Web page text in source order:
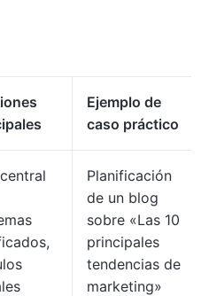
Ejemplo de
caso práctico
Planificación
de un blog
sobre «Las 10
principales
tendencias de
marketing»